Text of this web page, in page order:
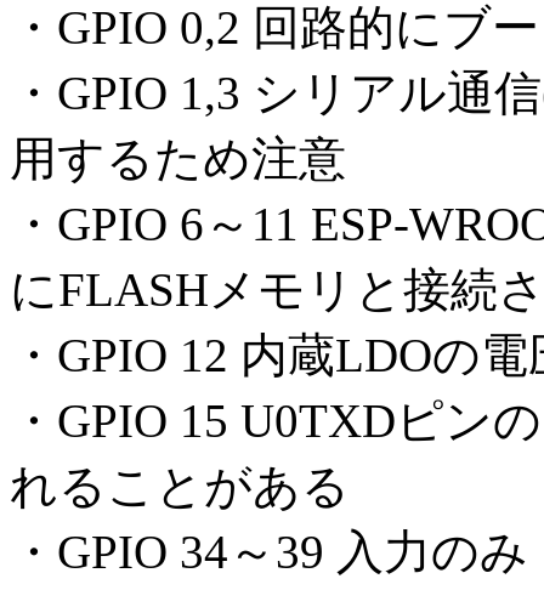
・GPIO 0,2 回路的にブ
・GPIO 1,3 シリアル通
用するため注意
・GPIO 6～11 ESP-
にFLASHメモリと接続
・GPIO 12 内蔵LDOの
・GPIO 15 U0TXDピン
れることがある
・GPIO 34～39 入力のみ